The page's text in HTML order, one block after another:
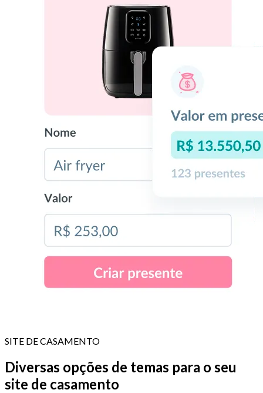
SITE DE CASAMENTO
Diversas opções de temas para o seu
site de casamento